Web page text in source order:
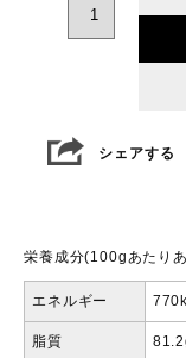
シェアする
栄養成分(100gあたり
エネルギー
脂質